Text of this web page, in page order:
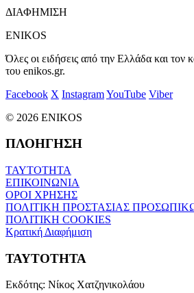
ΔΙΑΦΗΜΙΣΗ
ENIKOS
Όλες οι ειδήσεις από την Ελλάδα και τον
του enikos.gr.
Facebook X InstagramYouTube Viber
© 2026 ENIKOS
ΠΛΟΗΓΗΣΗ
ΤΑΥΤΟΤΗΤΑ
ΕΠΙΚΟΙΝΩΝΙΑ
ΟΡΟΙ ΧΡΗΣΗΣ
ΠΟΛΙΤΙΚΗ ΠΡΟΣΤΑΣΙΑΣ
ΠΟΛΙΤΙΚΗ COOKIES
Κρατική Διαφήμιση
ΤΑΥΤΟΤΗΤΑ
Εκδότης: Νίκος Χατζηνικολάου